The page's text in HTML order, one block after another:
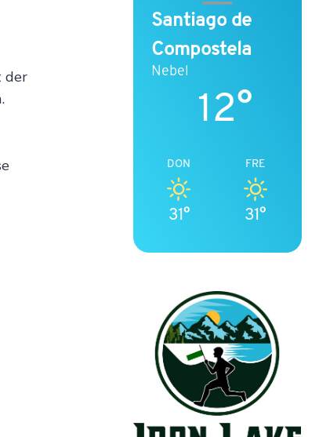
der
Santiago de
Compostela
Nebel
12°
DON
31°
FRE
31°